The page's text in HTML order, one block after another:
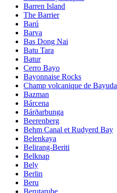
Barren Island
The Barrier
Barú
Barva
Bas Dong Nai
Batu Tara
Batur
Cerro Bayo
Bayonnaise Rocks
Champ volcanique de Bayuda
Bazman
Bárcena
Bárðarbunga
Beerenberg
Behm Canal et Rudyerd Bay
Belenkaya
Belirang-Beriti
Belknap
Bely
Berlin
Beru
Berutarube